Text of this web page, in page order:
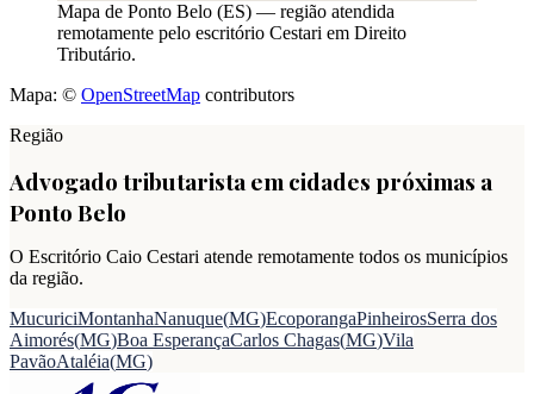
Mapa de Ponto Belo (ES) — região atendida
remotamente pelo escritório Cestari em Direito
Tributário.
Mapa: © OpenStreetMap contributors
Região
Advogado tributarista em cidades próximas a
Ponto Belo
O Escritório Caio Cestari atende remotamente todos os municípios
da região.
MucuriciMontanhaNanuque(MG)EcoporangaPinheirosSerra dos
Aimorés(MG)Boa EsperançaCarlos Chagas(MG)Vila
PavãoAtaléia(MG)